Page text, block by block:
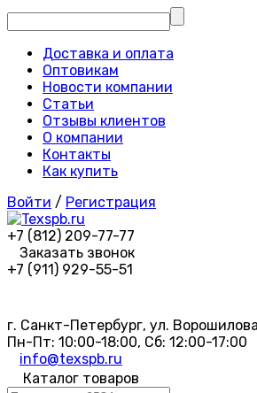
Доставка и оплата
Оптовикам
Новости компании
Статьи
Отзывы клиентов
О компании
Контакты
Как купить
Войти / Регистрация
+7 (812) 209-77-77
Заказать звонок
+7 (911) 929-55-51
г. Санкт-Петербург, ул.
Пн-Пт: 10:00-18:00, Сб: 12:00-17:00
info@texspb.ru
Каталог товаров